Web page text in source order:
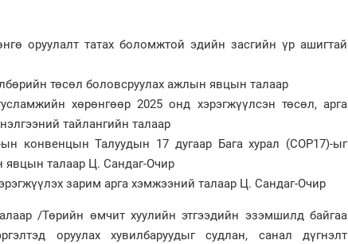
оруулалт татах боломжтой эдийн засгийн үр ашигтай
төсөл боловсруулах ажлын явцын талаар
хөрөнгөөр 2025 онд хэрэгжүүлсэн төсөл, арга
тайлангийн талаар
конвенцын Талуудын 17 дугаар Бага хурал (СОР17)-ыг
явцын талаар Ц. Сандаг-Очир
зарим арга хэмжээний талаар Ц. Сандаг-Очир
/Төрийн өмчит хуулийн этгээдийн эзэмшилд байгаа
оруулах хувилбаруудыг судлан, санал дүгнэлт